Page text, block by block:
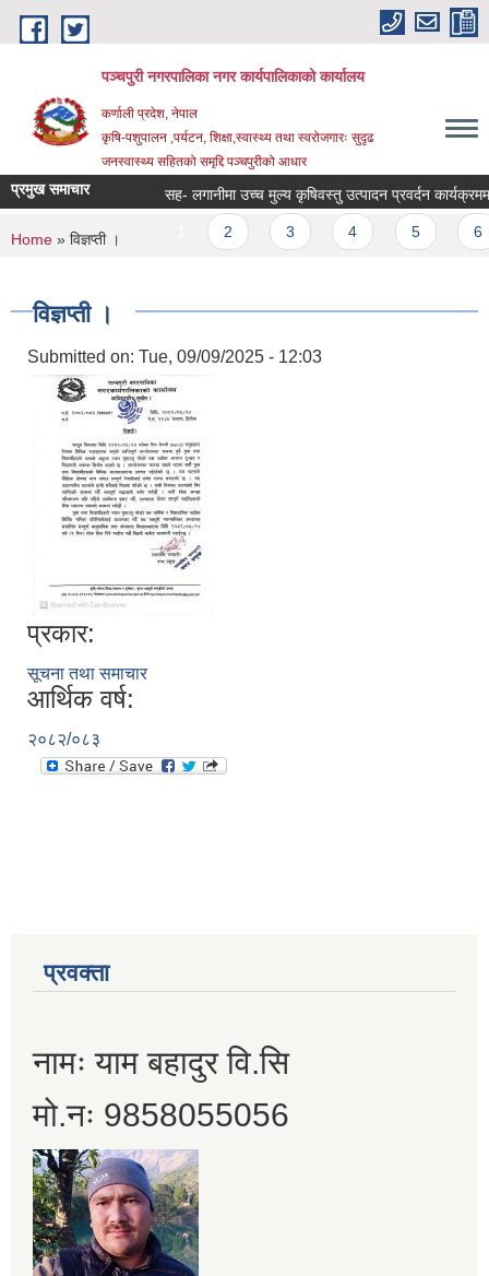
Skip to main content
पञ्चपुरी नगरपालिका नगर कार्यपालिकाको कार्यालय
कर्णाली प्रदेश, नेपाल
कृषि-पशुपालन ,पर्यटन, शिक्षा,स्वास्थ्य तथा स्वरोजगारः सुदृढ
जनस्वास्थ्य सहितको समृद्दि पञ्चपुरीको आधार
प्रमुख समाचार सह- लगानीमा उच्च मुल्य कृषिवस्तु उत्पादन प्रवर्दन कार्यक्रममा
Pages
You are here
Home » विज्ञप्ती ।
विज्ञप्ती ।
Submitted on: Tue, 09/09/2025 - 12:03
प्रकार:
सूचना तथा समाचार
आर्थिक वर्ष:
२०८२/०८३
प्रवक्ता
नामः याम बहादुर वि.सि
मो.नः 9858055056